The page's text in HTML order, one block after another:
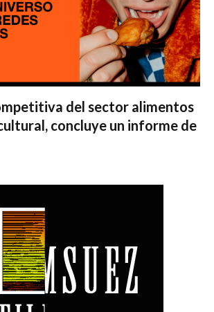
del sector alimentos
concluye un informe de